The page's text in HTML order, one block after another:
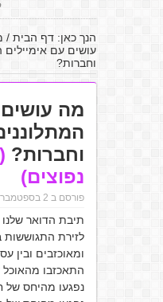
הנך כאן:דף הבית /
עושים עם
וחברות?
מה עושים
וחברות?
נפוצים)
פורסם ב 2 בספטמבר 2004
תיבת הדואר
לזירת התגוששות
ומאוכזבים ובין
התאכזבו מהאוכל
נפגעו מהיחס של